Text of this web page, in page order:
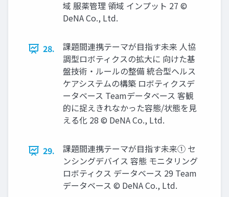
域 服薬管理 領域 インプット 27 ©
DeNA Co., Ltd.
28.
課題間連携テーマが⽬指す未来 ⼈協
調型ロボティクスの拡⼤に 向けた基
盤技術‧ルールの整備 統合型ヘルス
ケアシステムの構築 ロボティクスデ
ータベース Teamデータベース 客観
的に捉えきれなかった容態/状態を⾒
える化 28 © DeNA Co., Ltd.
29.
課題間連携テーマが⽬指す未来① セ
ンシングデバイス 容態 モニタリング
ロボティクス データベース 29 Team
データベース © DeNA Co., Ltd.